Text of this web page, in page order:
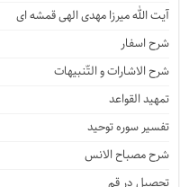
آیت الله میرزا مهدی الهی قمشه ای
شرح اسفار
شرح الاشارات و التّنبیهات
تمهید القواعد
تفسیر سوره توحید
شرح مصباح الانس